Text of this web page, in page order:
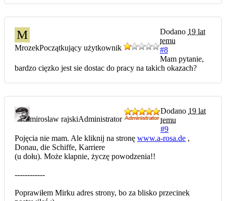
M
MrozekPoczątkujący użytkownik
Dodano 19 lat
temu
#8
Mam pytanie,
bardzo cięzko jest sie dostac do pracy na takich okazach?
miroslaw rajskiAdministrator
Dodano 19 lat
temu
#9
Pojęcia nie mam. Ale kliknij na stronę www.a-rosa.de ,
Donau, die Schiffe, Karriere
(u dołu). Może klapnie, życzę powodzenia!!
------------
Poprawiłem Mirku adres strony, bo za blisko przecinek